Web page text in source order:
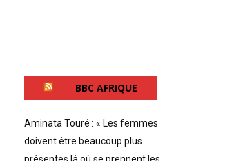
BBC AFRIQUE
Aminata Touré : « Les femmes
doivent être beaucoup plus